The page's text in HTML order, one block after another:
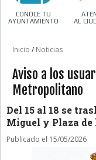
CONOCE TU
AYUNTAMIENTO
AL
Inicio / Noticias
Aviso a los
Metropolitano
Del 15 al 18 se
Miguel y Plaza
Publicado el 15/05/2026